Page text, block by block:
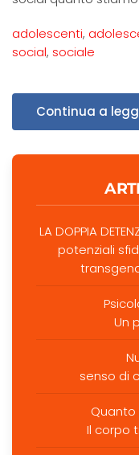
adolescenti,
social, sociale
Continua a
LA DOPPIA
potenziali
Un
senso di
Quanto
Il corpo